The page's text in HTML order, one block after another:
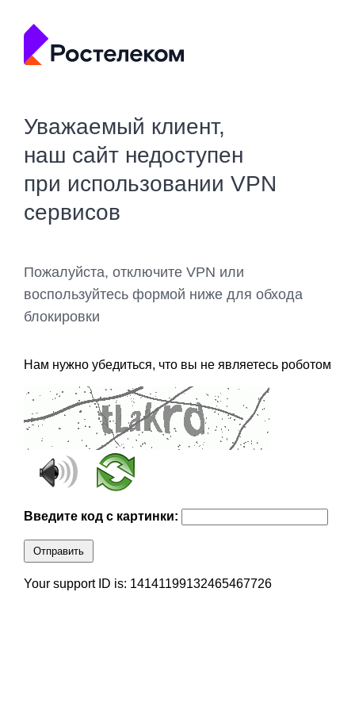
Уважаемый клиент,
наш сайт недоступен
при использовании VPN
сервисов
Пожалуйста, отключите VPN или
воспользуйтесь формой ниже для обхода
блокировки
Нам нужно убедиться, что вы не являетесь роботом
Введите код с картинки:
Отправить
Your support ID is: 14141199132465467726